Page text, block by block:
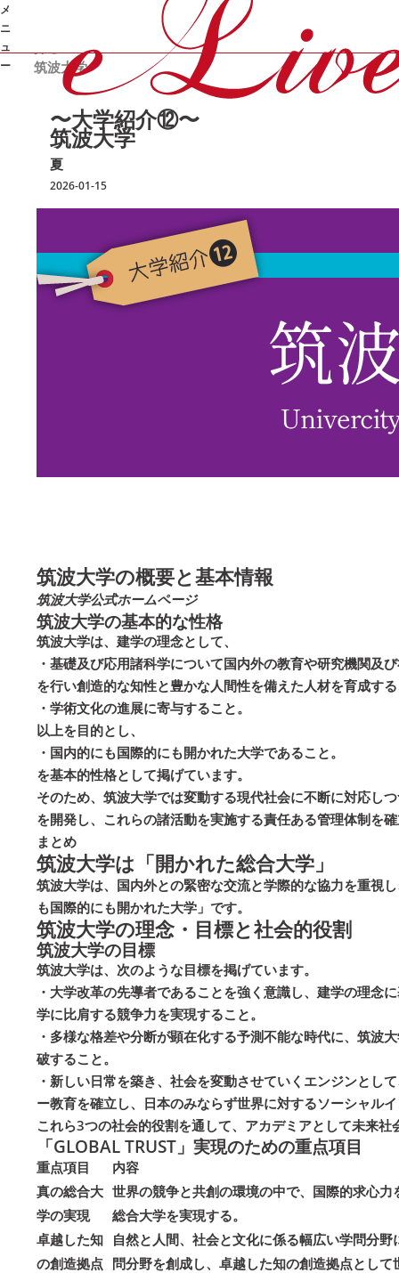
メ
ニ
ュ
ー
オンライン家庭教師e-Live 勉強コラム
〜大学紹
筑波大学
〜大学紹介⑫〜
筑波大学
夏
2026-01-15
筑波大学の概要と基本情報
筑波大学公式ホームページ
筑波大学の基本的な性格
筑波大学は、建学の理念として、
・基礎及び応用諸科学について国内外の教育や研究機関及
を行い創造的な知性と豊かな人間性を備えた人材を育成す
・学術文化の進展に寄与すること。
以上を目的とし、
・国内的にも国際的にも開かれた大学であること。
を基本的性格として掲げています。
そのため、筑波大学では変動する現代社会に不断に対応し
を開発し、これらの諸活動を実施する責任ある管理体制を
まとめ
筑波大学は「開かれた総合大学」
筑波大学は、国内外との緊密な交流と学際的な協力を重視
も国際的にも開かれた大学」です。
筑波大学の理念・目標と社会的役割
筑波大学の目標
筑波大学は、次のような目標を掲げています。
・大学改革の先導者であることを強く意識し、建学の理念
学に比肩する競争力を実現すること。
・多様な格差や分断が顕在化する予測不能な時代に、筑波
破すること。
・新しい日常を築き、社会を変動させていくエンジンとし
ー教育を確立し、日本のみならず世界に対するソーシャル
これら3つの社会的役割を通して、アカデミアとして未来
「GLOBAL TRUST」実現のための重点項目
重点項目
内容
真の総合大
学の実現
世界の競争と共創の環境の中で、国際的求心
総合大学を実現する。
卓越した知
の創造拠点
自然と人間、社会と文化に係る幅広い学問分
問分野を創成し、卓越した知の創造拠点とし